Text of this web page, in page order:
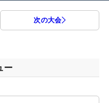
次の大会
ー